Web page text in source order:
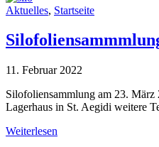
Aktuelles, Startseite
11. Februar 2022
Silofoliensammlung am 23.
Lagerhaus in St. Aegidi weitere
Weiterlesen